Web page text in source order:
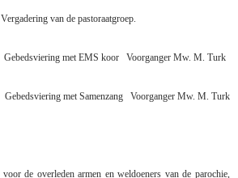
Vergadering van de pastoraatgroep.
Gebedsviering met EMS koor Voorganger Mw. M. Turk
Gebedsviering met Samenzang Voorganger Mw. M. Turk
voor de overleden armen en weldoeners van de parochie,